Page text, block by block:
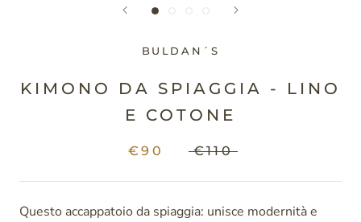
BULDAN´S
KIMONO DA SPIAGGIA - LINO
E COTONE
€90 €110
Questo accappatoio da spiaggia: unisce modernità e